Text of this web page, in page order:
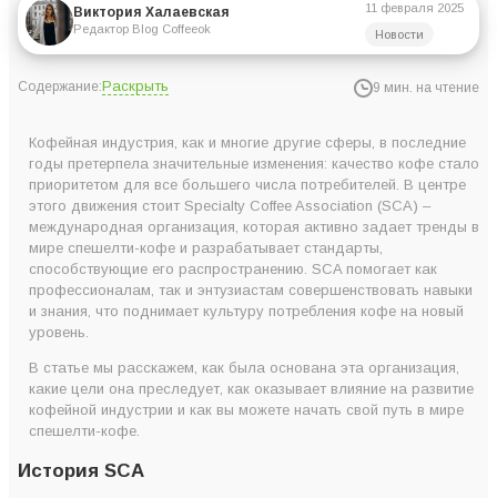
Виктория Халаевская
Редактор Blog Coffeeok
11 февраля 2025
Новости
Содержание:Раскрыть 9 мин. на чтение
Чем занимается Specialty Coffee Association?
Обучение в Specialty Coffee Association
Вы можете стать членом SCA!
Как развиваться без участия в SCA?
Кофейная индустрия, как и многие другие сферы, в последние
годы претерпела значительные изменения: качество кофе стало
приоритетом для все большего числа потребителей. В центре
этого движения стоит Specialty Coffee Association (SCA) –
международная организация, которая активно задает тренды в
мире спешелти-кофе и разрабатывает стандарты,
способствующие его распространению. SCA помогает как
профессионалам, так и энтузиастам совершенствовать навыки
и знания, что поднимает культуру потребления кофе на новый
уровень.
В статье мы расскажем, как была основана эта организация,
какие цели она преследует, как оказывает влияние на развитие
кофейной индустрии и как вы можете начать свой путь в мире
спешелти-кофе.
История SCA